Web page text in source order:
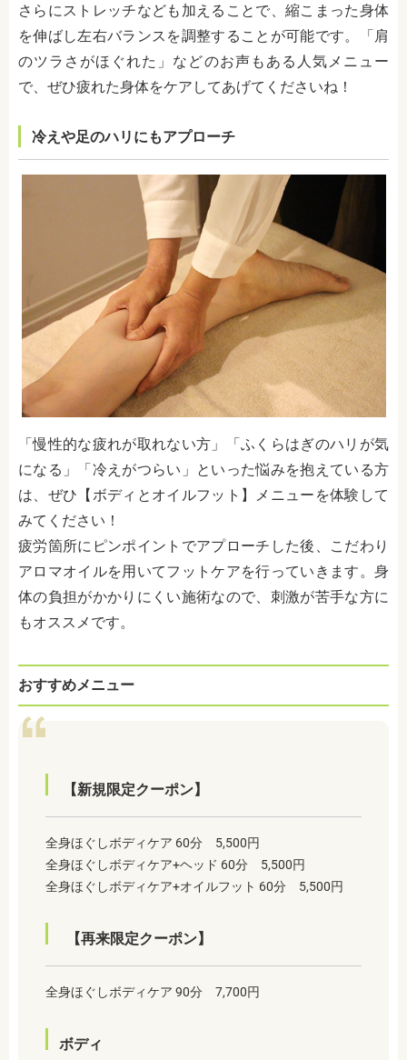
さらにストレッチなども加えることで、縮こまった身体
を伸ばし左右バランスを調整することが可能です。「肩
のツラさがほぐれた」などのお声もある人気メニュー
で、ぜひ疲れた身体をケアしてあげてくださいね！
冷えや足のハリにもアプローチ
「慢性的な疲れが取れない方」「ふくらはぎのハリが気
になる」「冷えがつらい」といった悩みを抱えている方
は、ぜひ【ボディとオイルフット】メニューを体験して
みてください！
疲労箇所にピンポイントでアプローチした後、こだわり
アロマオイルを用いてフットケアを行っていきます。身
体の負担がかかりにくい施術なので、刺激が苦手な方に
もオススメです。
おすすめメニュー
【新規限定クーポン】
全身ほぐしボディケア 60分 5,500円
全身ほぐしボディケア+ヘッド 60分 5,500円
全身ほぐしボディケア+オイルフット 60分 5,500円
【再来限定クーポン】
全身ほぐしボディケア 90分 7,700円
ボディ